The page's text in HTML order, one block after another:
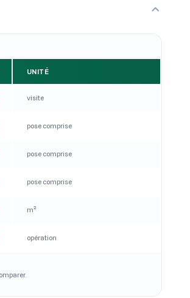
UNITÉ
visite
pose comprise
pose comprise
pose comprise
m²
opération